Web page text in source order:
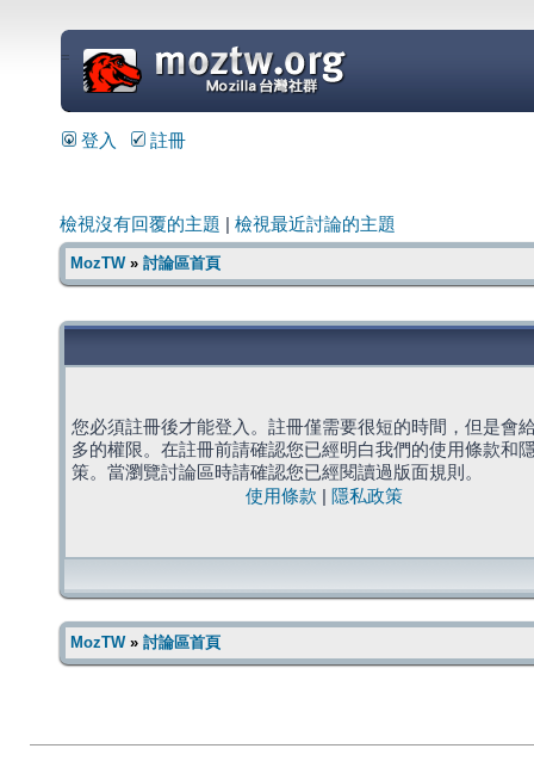
=
登入 註冊
檢視沒有回覆的主題 檢視最近討論的主題
MozTW» 討論區首頁
您必須註冊後才能登入。註冊僅需要很短的時間，但是會
多的權限。在註冊前請確認您已經明白我們的使用條款和
策。當瀏覽討論區時請確認您已經閱讀過版面規則。
使用條款
隱私政策
MozTW» 討論區首頁